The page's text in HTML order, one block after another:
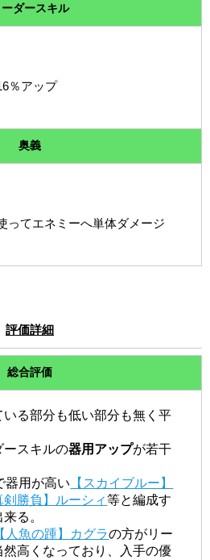
ーダースキル
％アップ
奥義
ってエネミーへ単体ダメージ
評価詳細
総合評価
る部分も低い部分も無く平
ースキルの器用アップが若干
器用が高い 【スカイブルー】
剣勝負】ルーシィ等と編成す
る。
【人魚の踵】カグラの方がリー
高くなっており、入手の優